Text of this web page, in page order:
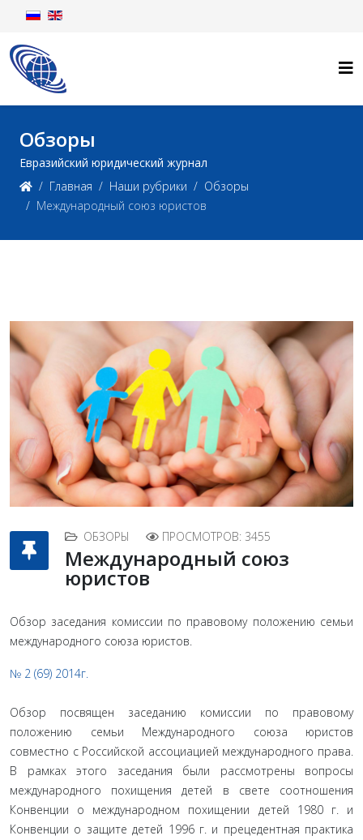
Обзоры
Евразийский юридический журнал
Главная
Наши рубрики
Обзоры
Международный союз юристов
ОБЗОРЫ ПРОСМОТРОВ: 3455
Международный союз
юристов
Обзор заседания комиссии по правовому положению семьи
международного союза юристов.
№ 2 (69) 2014г.
Обзор посвящен заседанию комиссии по правовому
положению семьи Международного союза юристов
совместно с Российской ассоциацией международного права.
В рамках этого заседания были рассмотрены вопросы
международного похищения детей в свете соотношения
Конвенции о международном похищении детей 1980 г. и
Конвенции о защите детей 1996 г. и прецедентная практика